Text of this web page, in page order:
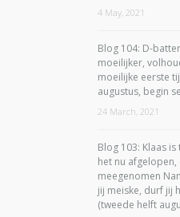
4 May, 2021
Blog 104: D-
moeilijker,
moeilijke eerste
augustus, begin
24 March, 2021
Blog 103: Klaas
het nu
meegenomen
jij meiske, durf jij
(tweede helft